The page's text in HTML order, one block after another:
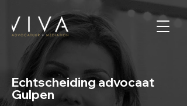
Echtscheiding advocaat
Gulpen